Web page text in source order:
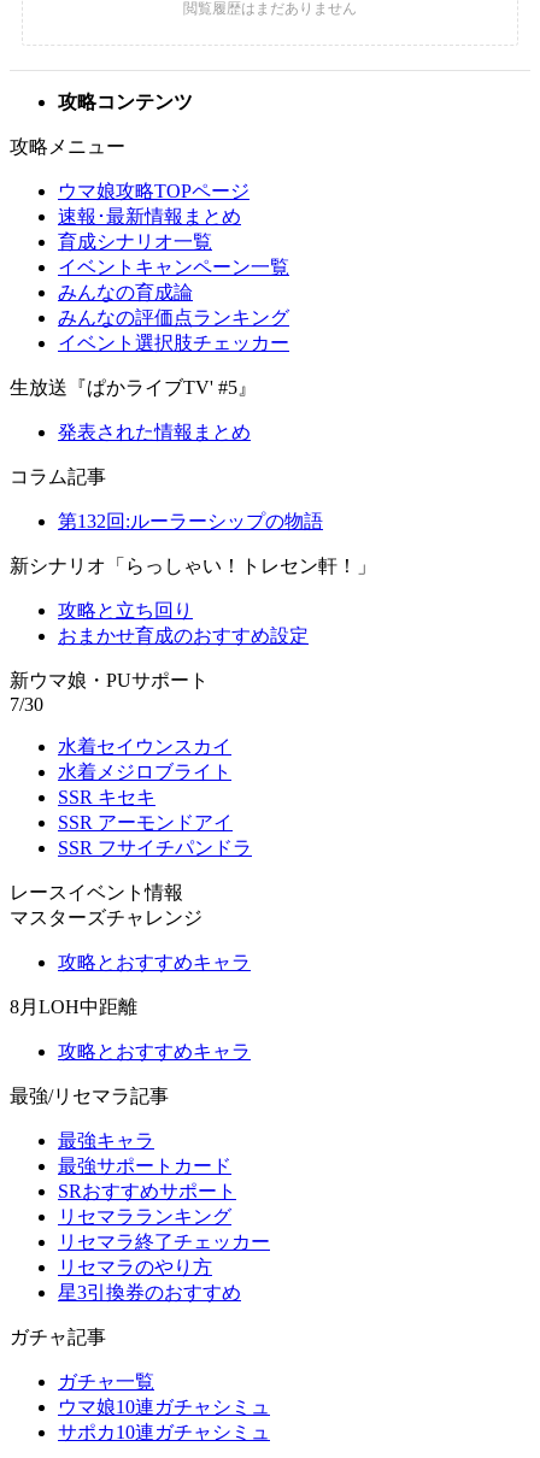
攻略コンテンツ
攻略メニュー
ウマ娘攻略TOPページ
速報･最新情報まとめ
育成シナリオ一覧
イベントキャンペーン一覧
みんなの育成論
みんなの評価点ランキング
イベント選択肢チェッカー
生放送『ぱかライブTV' #5』
発表された情報まとめ
コラム記事
第132回:ルーラーシップの物語
新シナリオ「らっしゃい！トレセン軒！」
攻略と立ち回り
おまかせ育成のおすすめ設定
新ウマ娘・PUサポート
7/30
水着セイウンスカイ
水着メジロブライト
SSR キセキ
SSR アーモンドアイ
SSR フサイチパンドラ
レースイベント情報
マスターズチャレンジ
攻略とおすすめキャラ
8月LOH中距離
攻略とおすすめキャラ
最強/リセマラ記事
最強キャラ
最強サポートカード
SRおすすめサポート
リセマラランキング
リセマラ終了チェッカー
リセマラのやり方
星3引換券のおすすめ
ガチャ記事
ガチャ一覧
ウマ娘10連ガチャシミュ
サポカ10連ガチャシミュ